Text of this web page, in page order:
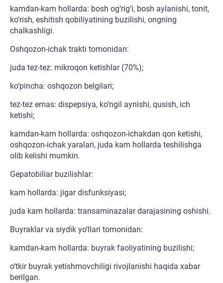
kamdan-kam hollarda: bosh og‘rig‘i, bosh aylanishi, tonit,
ko‘rish, eshitish qobiliyatining buzilishi, ongning
chalkashligi.
Oshqozon-ichak trakti tomonidan:
juda tez-tez: mikroqon ketishlar (70%);
ko‘pincha: oshqozon belgilari;
tez-tez emas: dispepsiya, ko‘ngil aynishi, qusish, ich
ketishi;
kamdan-kam hollarda: oshqozon-ichakdan qon ketishi,
oshqozon-ichak yaralari, juda kam hollarda teshilishga
olib kelishi mumkin.
Gepatobiliar buzilishlar:
kam hollarda: jigar disfunksiyasi;
juda kam hollarda: transaminazalar darajasining oshishi.
Buyraklar va siydik yo‘llari tomonidan:
kamdan-kam hollarda: buyrak faoliyatining buzilishi;
o‘tkir buyrak yetishmovchiligi rivojlanishi haqida xabar
berilgan.